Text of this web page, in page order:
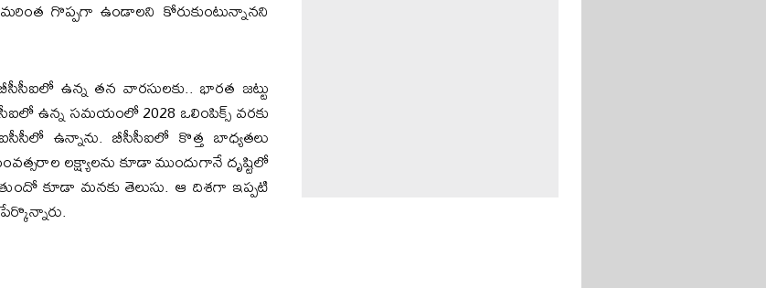
గొప్పగా ఉండాలని కోరుకుంటున్నానని
ఉన్న తన వారసులకు.. భారత జట్టు
ఉన్న సమయంలో 2028 ఒలింపిక్స్ వరకు
ఉన్నాను. బీసీసీఐలో కొత్త బాధ్యతలు
లక్ష్యాలను కూడా ముందుగానే దృష్టిలో
కూడా మనకు తెలుసు. ఆ దిశగా ఇప్పటి